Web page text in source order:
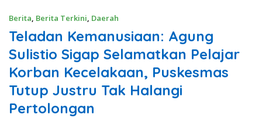
Berita, Berita Terkini, Daerah
Teladan Kemanusiaan: Agung
Sulistio Sigap Selamatkan Pelajar
Korban Kecelakaan, Puskesmas
Tutup Justru Tak Halangi
Pertolongan